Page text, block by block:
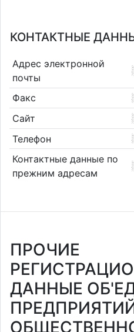
КОНТАКТНЫЕ
Адрес электронной
почты
Факс
Сайт
Телефон
Контактные данные по
прежним адресам
ПРОЧИЕ
ДАННЫЕ